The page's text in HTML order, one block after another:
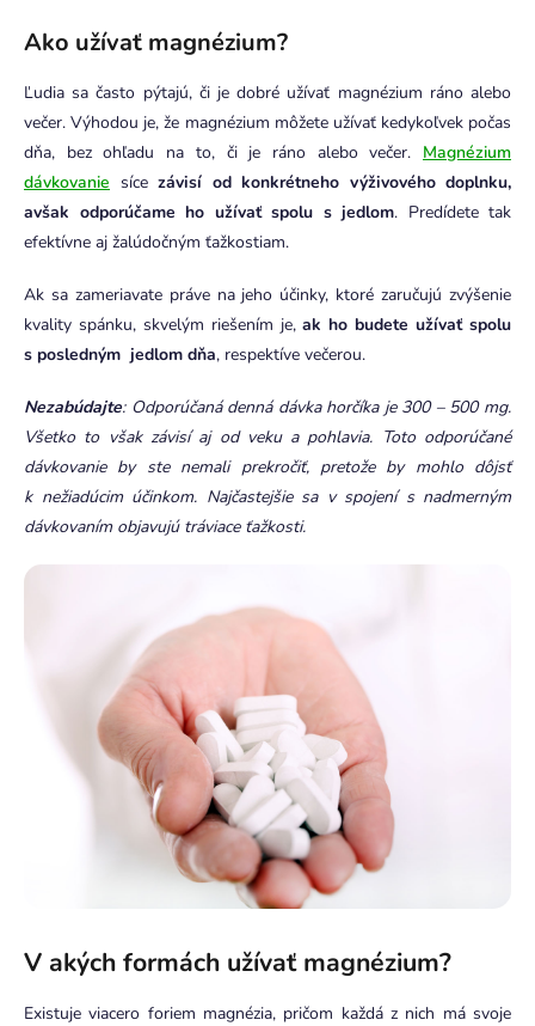
Ako užívať magnézium?
Ľudia sa často pýtajú, či je dobré užívať magnézium ráno alebo
večer. Výhodou je, že magnézium môžete užívať kedykoľvek počas
dňa, bez ohľadu na to, či je ráno alebo večer. Magnézium
dávkovanie síce závisí od konkrétneho výživového doplnku,
avšak odporúčame ho užívať spolu s jedlom. Predídete tak
efektívne aj žalúdočným ťažkostiam.
Ak sa zameriavate práve na jeho účinky, ktoré zaručujú zvýšenie
kvality spánku, skvelým riešením je,ak ho budete užívať spolu
s posledným jedlom dňa, respektíve večerou.
Nezabúdajte: Odporúčaná denná dávka horčíka je 300 – 500 mg.
Všetko to však závisí aj od veku a pohlavia. Toto odporúčané
dávkovanie by ste nemali prekročiť, pretože by mohlo dôjsť
k nežiadúcim účinkom. Najčastejšie sa v spojení s nadmerným
dávkovaním objavujú tráviace ťažkosti.
V akých formách užívať magnézium?
Existuje viacero foriem magnézia, pričom každá z nich má svoje